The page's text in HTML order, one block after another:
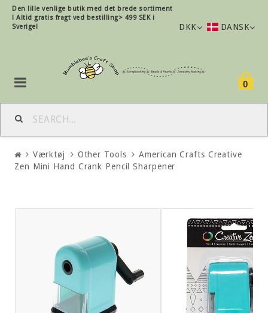
Den lille venlige butik med det brede sortiment
! Altid gratis fragt ved bestilling> 499 SEK i
Sverige!
DKK DANSK
0
Værktøj Other Tools
American Crafts Creative
Zen Mini Hand Crank Pencil Sharpener